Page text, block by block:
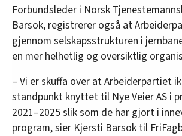
Forbundsleder i Norsk
Barsok, registrerer også at
gjennom selskapsstrukturen i
en mer helhetlig og oversiktlig
– Vi er skuffa over at Arbeiderpartiet
standpunkt knyttet til Nye Veier AS i
2021–2025 slik som de har gjort i
program, sier Kjersti Barsok til